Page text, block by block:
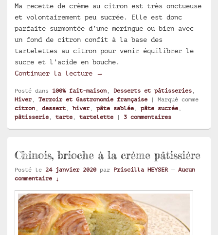
Ma recette de crème au citron est très onctueuse
et volontairement peu sucrée. Elle est donc
parfaite surmontée d’une meringue ou bien avec
un fond de citron confit à la base des
tartelettes au citron pour venir équilibrer le
sucre et l’acide en bouche.
Continuer la lecture
Tartelettes au citron crémeux
→
Posté dans 100% fait-maison , Desserts et pâtisseries ,
Hiver, Terroir et Gastronomie française | Marqué comme
citron , dessert , hiver, pâte sablée , pâte sucrée ,
pâtisserie , tarte , tartelette | 3 commentaires
Chinois, brioche à la crème pâtissière
Posté le 24 janvier 2020 par Priscilla HEYSER — Aucun
commentaire ↓